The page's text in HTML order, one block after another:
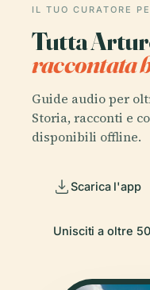
IL TUO CURATORE
Tutta
raccontata
Guide audio per
Storia, racconti e
disponibili offline.
Scarica l'app
Unisciti a oltre